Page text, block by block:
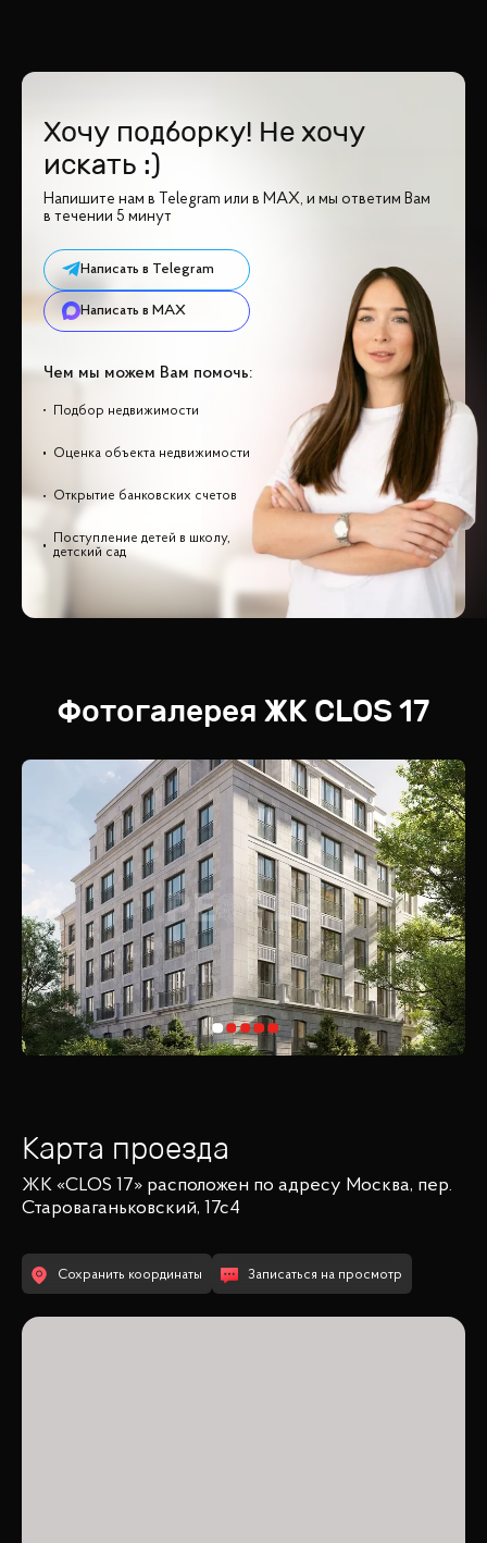
Хочу подборку! Не хочу
искать :)
Напишите нам в Telegram или в MAX, и мы ответим Вам
в течении 5 минут
Написать в Telegram
Написать в MAX
Чем мы можем Вам помочь:
Подбор недвижимости
Оценка объекта недвижимости
Открытие банковских счетов
Поступление детей в школу,
детский сад
Фотогалерея ЖК CLOS 17
Карта проезда
ЖК «CLOS 17» расположен по адресу Москва, пер.
Староваганьковский, 17с4
Сохранить координаты Записаться на просмотр